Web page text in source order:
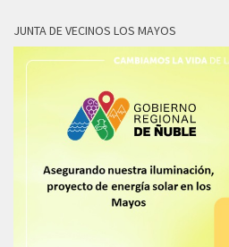
JUNTA DE VECINOS LOS MAYOS